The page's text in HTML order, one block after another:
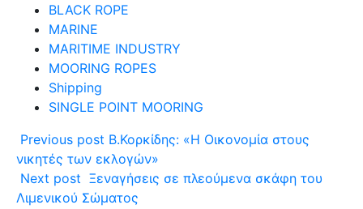
BLACK ROPE
MARINE
MARITIME INDUSTRY
MOORING ROPES
Shipping
SINGLE POINT MOORING
Previous post Β.Κορκίδης: «Η Οικονομία στους
νικητές των εκλογών»
Next post Ξεναγήσεις σε πλεούμενα σκάφη του
Λιμενικού Σώματος